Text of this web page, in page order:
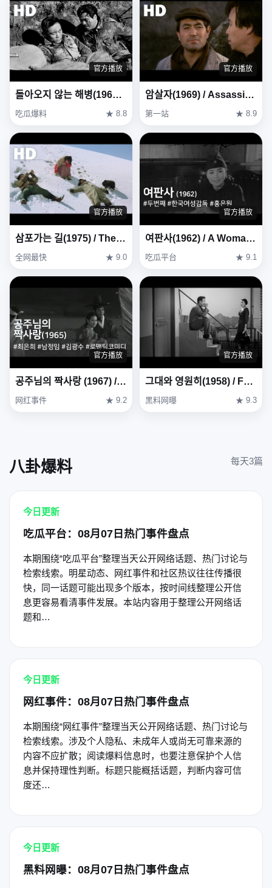
官方播放
돌아오지 않는 해병(1963) / The Marines Who Never Returned ( Dora-oji Anneun Haebyeong )
吃瓜爆料 ★ 8.8
官方播放
암살자(1969) / Assassin ( Amsalja )
第一站 ★ 8.9
官方播放
삼포가는 길(1975) / The Road to Sampo (Sampoganeun gil)
全网最快 ★ 9.0
官方播放
여판사(1962) / A Woman Judge ( Yeopansa )
吃瓜平台 ★ 9.1
官方播放
공주님의 짝사랑 (1967) / One-sided Love of Princess (Gongjunimui Jjaksarang)
网红事件 ★ 9.2
官方播放
그대와 영원히(1958) / Forever with You (Geudae-wa yeong-wonhi)
黑料网曝 ★ 9.3
八卦爆料 每天3篇
今日更新
吃瓜平台：08月07日热门事件盘点
本期围绕“吃瓜平台”整理当天公开网络话题、热门讨论与
检索线索。明星动态、网红事件和社区热议往往传播很
快，同一话题可能出现多个版本，按时间线整理公开信
息更容易看清事件发展。本站内容用于整理公开网络话
题和…
今日更新
网红事件：08月07日热门事件盘点
本期围绕“网红事件”整理当天公开网络话题、热门讨论与
检索线索。涉及个人隐私、未成年人或尚无可靠来源的
内容不应扩散；阅读爆料信息时，也要注意保护个人信
息并保持理性判断。标题只能概括话题，判断内容可信
度还…
今日更新
黑料网曝：08月07日热门事件盘点